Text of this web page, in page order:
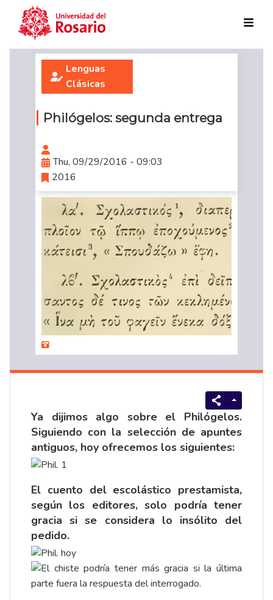
Skip to main content
Lenguas
Clásicas
Philógelos: segunda entrega
Thu, 09/29/2016 - 09:03
2016
Ya dijimos algo sobre el Philógelos.
Siguiendo con la selecciónde apuntes
antiguos, hoy ofrecemos los siguientes:
El cuento del escolástico prestamista,
según los editores, solo podría tener
gracia si se considera lo insólito del
pedido.